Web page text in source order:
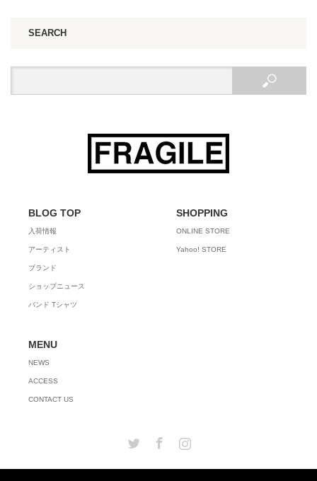
SEARCH
BLOG TOP
入荷情報
アーティスト
ブランド
ショップニュース
バンド Tシャツ
SHOPPING
ONLINE STORE
Yahoo! STORE
MENU
NEWS
ACCESS
CONTACT US
Twitter Facebook